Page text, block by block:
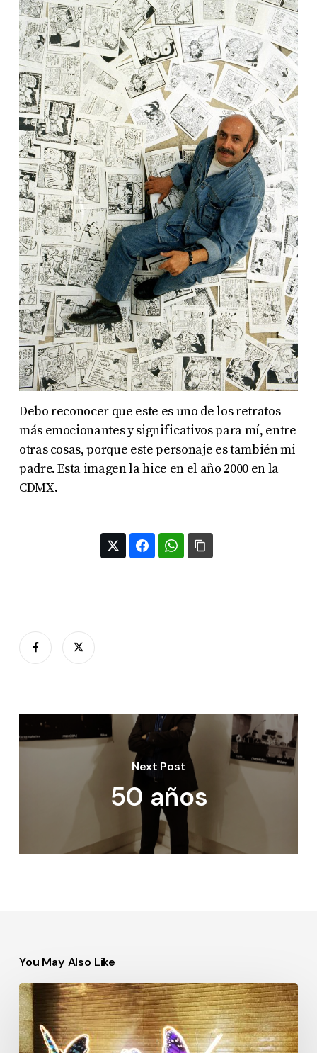
Debo reconocer que este es uno de los retratos
más emocionantes y significativos para mí, entre
otras cosas, porque este personaje es también mi
padre. Esta imagen la hice en el año 2000 en la
CDMX.
Next Post
50 años
You May Also Like
EL
NOMBRE
ES